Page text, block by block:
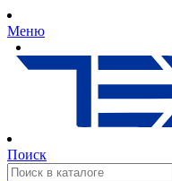
Меню
Поиск